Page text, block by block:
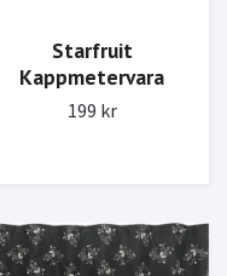
Starfruit
Kappmetervara
199 kr